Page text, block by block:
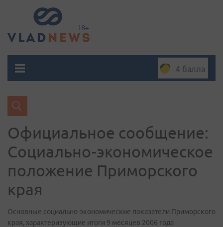
4 балла
Официальное сообщение:
Социально-экономическое
положение Приморского
края
Основные социально-экономические показатели Приморского
края, характеризующие итоги 9 месяцев 2006 года